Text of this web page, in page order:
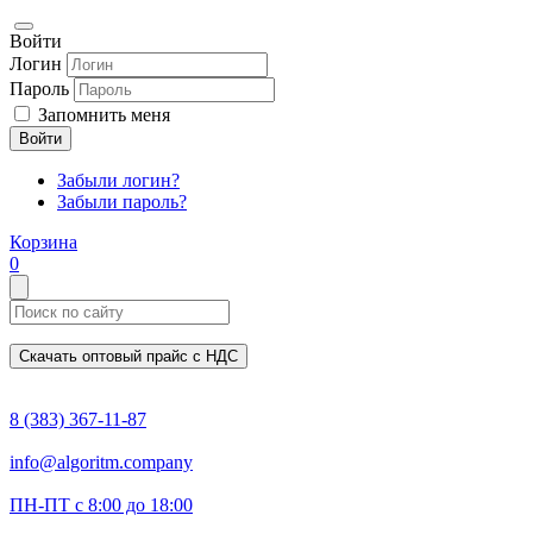
Войти
Логин
Пароль
Запомнить меня
Войти
Забыли логин?
Забыли пароль?
Корзина
0
Скачать оптовый прайс с НДС
8 (383) 367-11-87
info@algoritm.company
ПН-ПТ с 8:00 до 18:00